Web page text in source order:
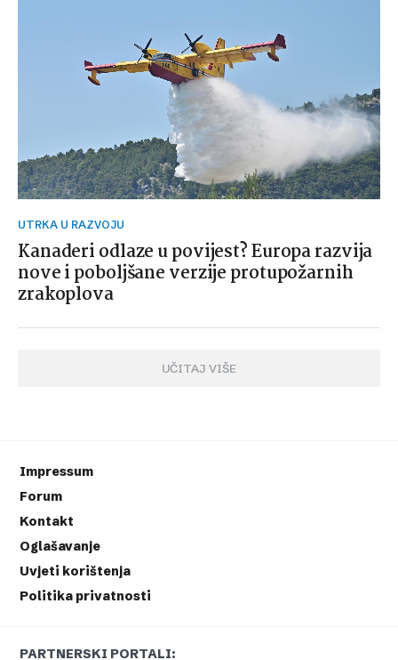
UTRKA U RAZVOJU
Kanaderi odlaze u povijest? Europa razvija
nove i poboljšane verzije protupožarnih
zrakoplova
UČITAJ VIŠE
Impressum
Forum
Kontakt
Oglašavanje
Uvjeti korištenja
Politika privatnosti
PARTNERSKI PORTALI: